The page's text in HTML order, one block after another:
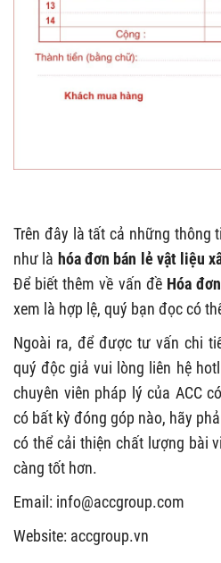
Trên đây là tất cả những thông
như là hóa đơn bán lẻ vật liệu
Để biết thêm về vấn đềHóa
xem là hợp lệ, quý bạn đọc có
Ngoài ra, để được tư vấn chi
quý độc giả vui lòng liên hệ
chuyên viên pháp lý của ACC
có bất kỳ đóng góp nào, hãy
có thể cải thiện chất lượng bài
càng tốt hơn.
Email: info@accgroup.com
Website: accgroup.vn